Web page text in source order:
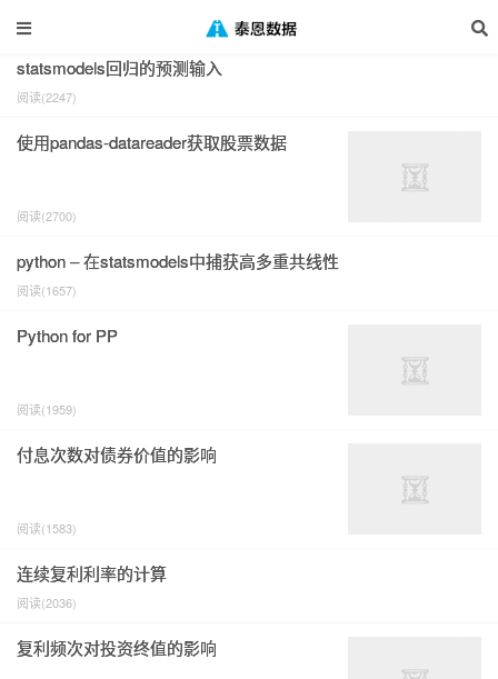
标签：金融建模
statsmodels回归的预测输入
阅读(2247)
使用pandas-datareader获取股票数据
阅读(2700)
python – 在statsmodels中捕获高多重共线性
阅读(1657)
Python for PP
阅读(1959)
付息次数对债券价值的影响
阅读(1583)
连续复利利率的计算
阅读(2036)
复利频次对投资终值的影响